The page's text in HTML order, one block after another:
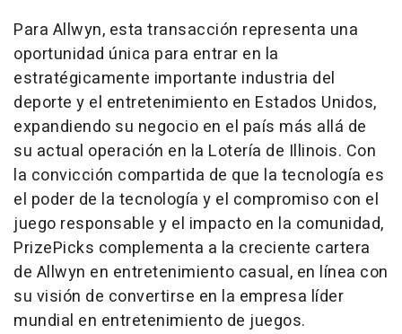
Para Allwyn, esta transacción representa una
oportunidad única para entrar en la
estratégicamente importante industria del
deporte y el entretenimiento en Estados Unidos,
expandiendo su negocio en el país más allá de
su actual operación en la Lotería de Illinois. Con
la convicción compartida de que la tecnología es
el poder de la tecnología y el compromiso con el
juego responsable y el impacto en la comunidad,
PrizePicks complementa a la creciente cartera
de Allwyn en entretenimiento casual, en línea con
su visión de convertirse en la empresa líder
mundial en entretenimiento de juegos.